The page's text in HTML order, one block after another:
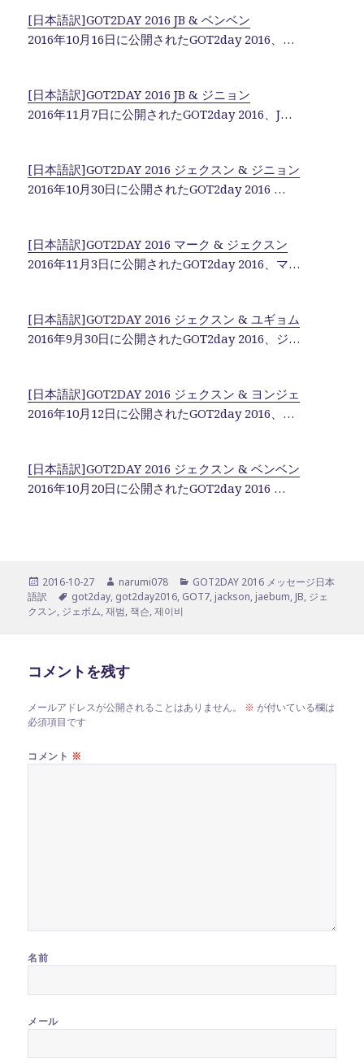
[日本語訳]GOT2DAY 2016 JB & ベンベン
2016年10月16日に公開されたGOT2day 2016、…
[日本語訳]GOT2DAY 2016 JB & ジニョン
2016年11月7日に公開されたGOT2day 2016、J…
[日本語訳]GOT2DAY 2016 ジェクスン & ジニョン
2016年10月30日に公開されたGOT2day 2016 …
[日本語訳]GOT2DAY 2016 マーク & ジェクスン
2016年11月3日に公開されたGOT2day 2016、マ…
[日本語訳]GOT2DAY 2016 ジェクスン & ユギョム
2016年9月30日に公開されたGOT2day 2016、ジ…
[日本語訳]GOT2DAY 2016 ジェクスン & ヨンジェ
2016年10月12日に公開されたGOT2day 2016、…
[日本語訳]GOT2DAY 2016 ジェクスン & ベンベン
2016年10月20日に公開されたGOT2day 2016 …
投
稿
日:
2016-10-27
作
成
者
narumi078
カ
テ
GOT2DAY 2016 メッセージ日本
語訳
タ
グ
got2day, got2day2016, GOT7, jackson, jaebum, JB, ジェ
クスン, ジェボム,재범,잭슨,제이비
コメントを残す
メールアドレスが公開されることはありません。 ※ が付いている欄は
必須項目です
コメント ※
名前
メール